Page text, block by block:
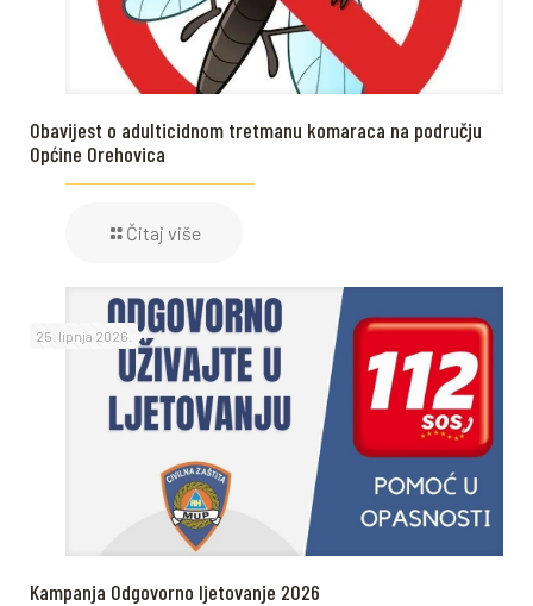
Obavijest o adulticidnom tretmanu komaraca na području
Općine Orehovica
Čitaj više
25. lipnja 2026.
Kampanja Odgovorno ljetovanje 2026